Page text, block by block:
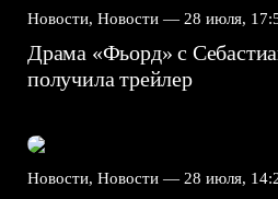
Новости, Новости — 28 июля,
Драма «Фьорд» с
получила трейлер
Новости, Новости — 28 июля,